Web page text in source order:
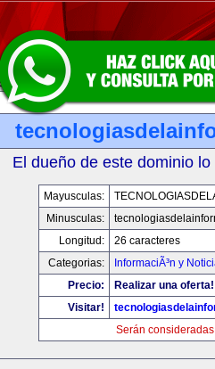
El dueño de este dominio
Mayusculas:
Minusculas:
Longitud:
26 caracteres
Categorias:
InformaciÃ³n y
Precio:
Realizar una oferta!
Visitar!
Serán